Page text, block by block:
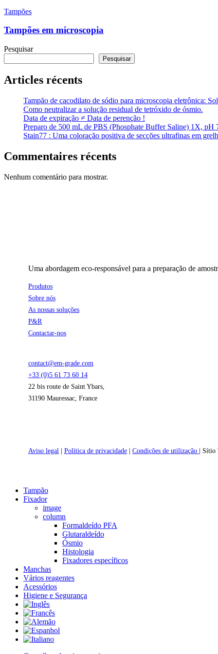
em
Tampões
Tampões em microscopia
Pesquisar
Pesquisar
Articles récents
Tampão de cacodilato de sódio para microscopia eletrônica:
Como neutralizar a solução residual de tetróxido de ósmio.
Data de expiração ≠ Data de perenção !
Preparo de 500 mL de PBS (Phosphate Buffer Saline) 1X, pH
Stain77 : Uma coloração positiva de secções ultrafinas em
Commentaires récents
Nenhum comentário para mostrar.
Uma abordagem eco-responsável para a preparação de
Produtos
Sobre nós
As nossas soluções
P&R
Contactar-nos
contact@em-grade.com
+33 (0)5 61 73 60 14
22 bis route de Saint Ybars,
31190 Mauressac, France
Aviso legal | Política de privacidade | Condições de utilização | Sítio
Close
Menu
Tampão
Fixador
image
column
Formaldeído PFA
Glutaraldeído
Ósmio
Histologia
Fixadores específicos
Manchas
Vários reagentes
Acessórios
Higiene e Segurança